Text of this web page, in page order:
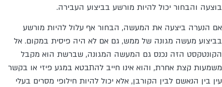
בוצעה והבחור יכול להיות מורשע בביצוע העבירה.
אם הנערה ביצעה את המעשה, הבחור אף עלול להיות מורשע
בביצוע מעשה מגונה של ממש, גם אם לא היה פיסית במקום. אל
הקונטקסט הזה נכנס גם המעשה המגונה, שברשת הוא מקבל
משמעות קצת אחרת, והוא אינו חייב להתבטא במגע פיזי או בקשר
עין בין הנאשם לבין הקורבן, אלא יכול להיות חילופי מסרים בעלי